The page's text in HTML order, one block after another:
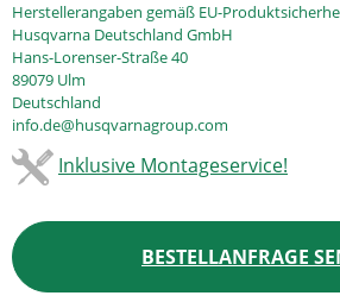
Herstellerangaben gemäß EU-
Husqvarna Deutschland GmbH
Hans-Lorenser-Straße 40
89079 Ulm
Deutschland
info.de@husqvarnagroup.com
Inklusive Montageservice!
BESTELLANFRAGE